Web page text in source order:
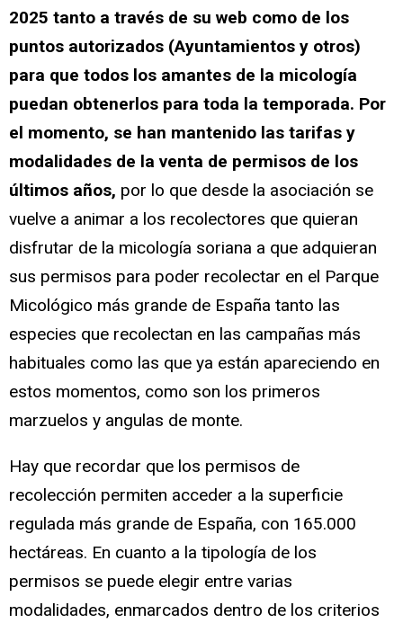
2025 tanto a través de su web como de los
puntos autorizados (Ayuntamientos y otros)
para que todos los amantes de la micología
puedan obtenerlos para toda la temporada. Por
el momento, se han mantenido las tarifas y
modalidades de la venta de permisos de los
últimos años, por lo que desde la asociación se
vuelve a animar a los recolectores que quieran
disfrutar de la micología soriana a que adquieran
sus permisos para poder recolectar en el Parque
Micológico más grande de España tanto las
especies que recolectan en las campañas más
habituales como las que ya están apareciendo en
estos momentos, como son los primeros
marzuelos y angulas de monte.
Hay que recordar que los permisos de
recolección permiten acceder a la superficie
regulada más grande de España, con 165.000
hectáreas. En cuanto a la tipología de los
permisos se puede elegir entre varias
modalidades, enmarcados dentro de los criterios